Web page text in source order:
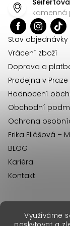
Využíváme
kamenná
Stav objednávky
Vrácení zboží
Doprava a
Prodejna v Praze
Hodnocení
Obchodní
Ochrana
Erika Eliášová –
BLOG
Kariéra
Kontakt